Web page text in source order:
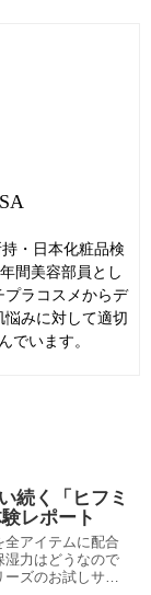
・日本化粧品検
間美容部員とし
プラコスメからデ
みに対して適切
でいます。
続く「ヒフミ
レポート
アイテムに配合
湿力はどうなので
ーズのお試しサ…